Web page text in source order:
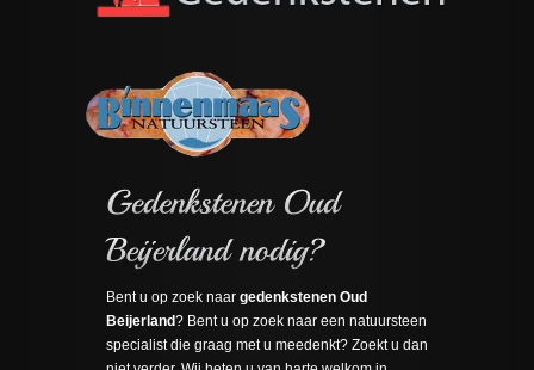
Bent u op zoek naar gedenkstenen Oud
Beijerland? Bent u op zoek naar een natuursteen
specialist die graag met u meedenkt? Zoekt u dan